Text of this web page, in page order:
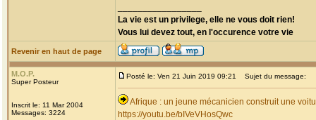
La vie est un privilege, elle ne vous doit rien!
Vous lui devez tout, en l'occurence votre vie
Revenir en haut de page
M.O.P.
Super Posteur
Inscrit le: 11 Mar 2004
Messages: 3224
Posté le: Ven 21 Juin 2019 09:21 Sujet du message:
Afrique : un jeune mécanicien construit une
https://youtu.be/bIVeVHosQwc